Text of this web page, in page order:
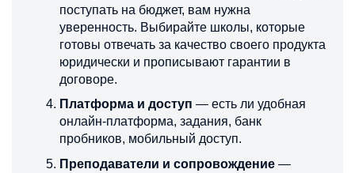
поступать на бюджет, вам нужна
уверенность. Выбирайте школы, которые
готовы отвечать за качество своего продукта
юридически и прописывают гарантии в
договоре.
Платформа и доступ — есть ли удобная
онлайн-платформа, задания, бан­к
пробников, мобильный доступ.
Преподаватели и сопровождение —